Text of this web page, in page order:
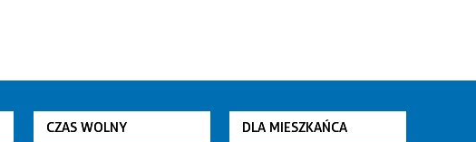
CZAS WOLNY DLA MIESZKAŃCA